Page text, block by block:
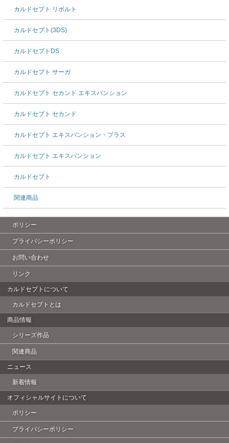
カルドセプト リボルト
カルドセプト(3DS)
カルドセプトDS
カルドセプト サーガ
カルドセプト セカンド エキスパンション
カルドセプト セカンド
カルドセプト エキスパンション・プラス
カルドセプト エキスパンション
カルドセプト
関連商品
ポリシー
プライバシーポリシー
お問い合わせ
リンク
カルドセプトについて
カルドセプトとは
商品情報
シリーズ作品
関連商品
ニュース
新着情報
オフィシャルサイトについて
ポリシー
プライバシーポリシー